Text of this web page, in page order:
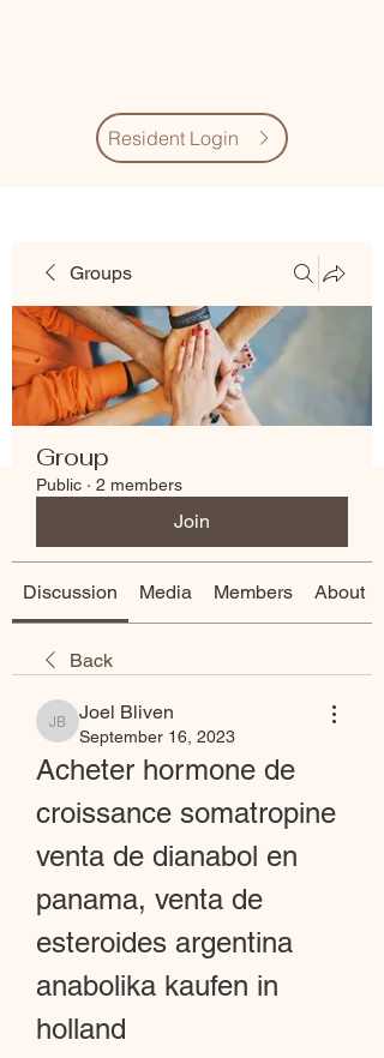
Resident Login
Groups
Group
Public · 2 members
Join
Discussion Media Members About
Back
Joel Bliven
Joel Bliven
September 16, 2023
Acheter hormone de
croissance somatropine
venta de dianabol en
panama, venta de
esteroides argentina
anabolika kaufen in
holland